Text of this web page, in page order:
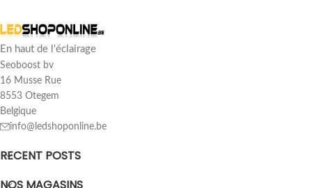
En haut de l'éclairage
Seoboost bv
16 Musse Rue
8553 Otegem
Belgique
info@ledshoponline.be
RECENT POSTS